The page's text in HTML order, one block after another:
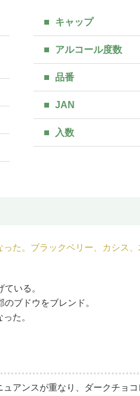
キャップ
アルコール度数
品番
JAN
入数
た。ブラックベリー、カシス
いる。
ブドウをブレンド。
た。
アンスが重なり、ダークチョ